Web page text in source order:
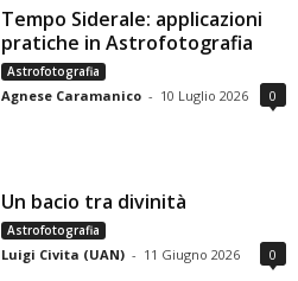
Tempo Siderale: applicazioni
pratiche in Astrofotografia
Astrofotografia
Agnese Caramanico - 10 Luglio 2026 0
Un bacio tra divinità
Astrofotografia
Luigi Civita (UAN) - 11 Giugno 2026 0